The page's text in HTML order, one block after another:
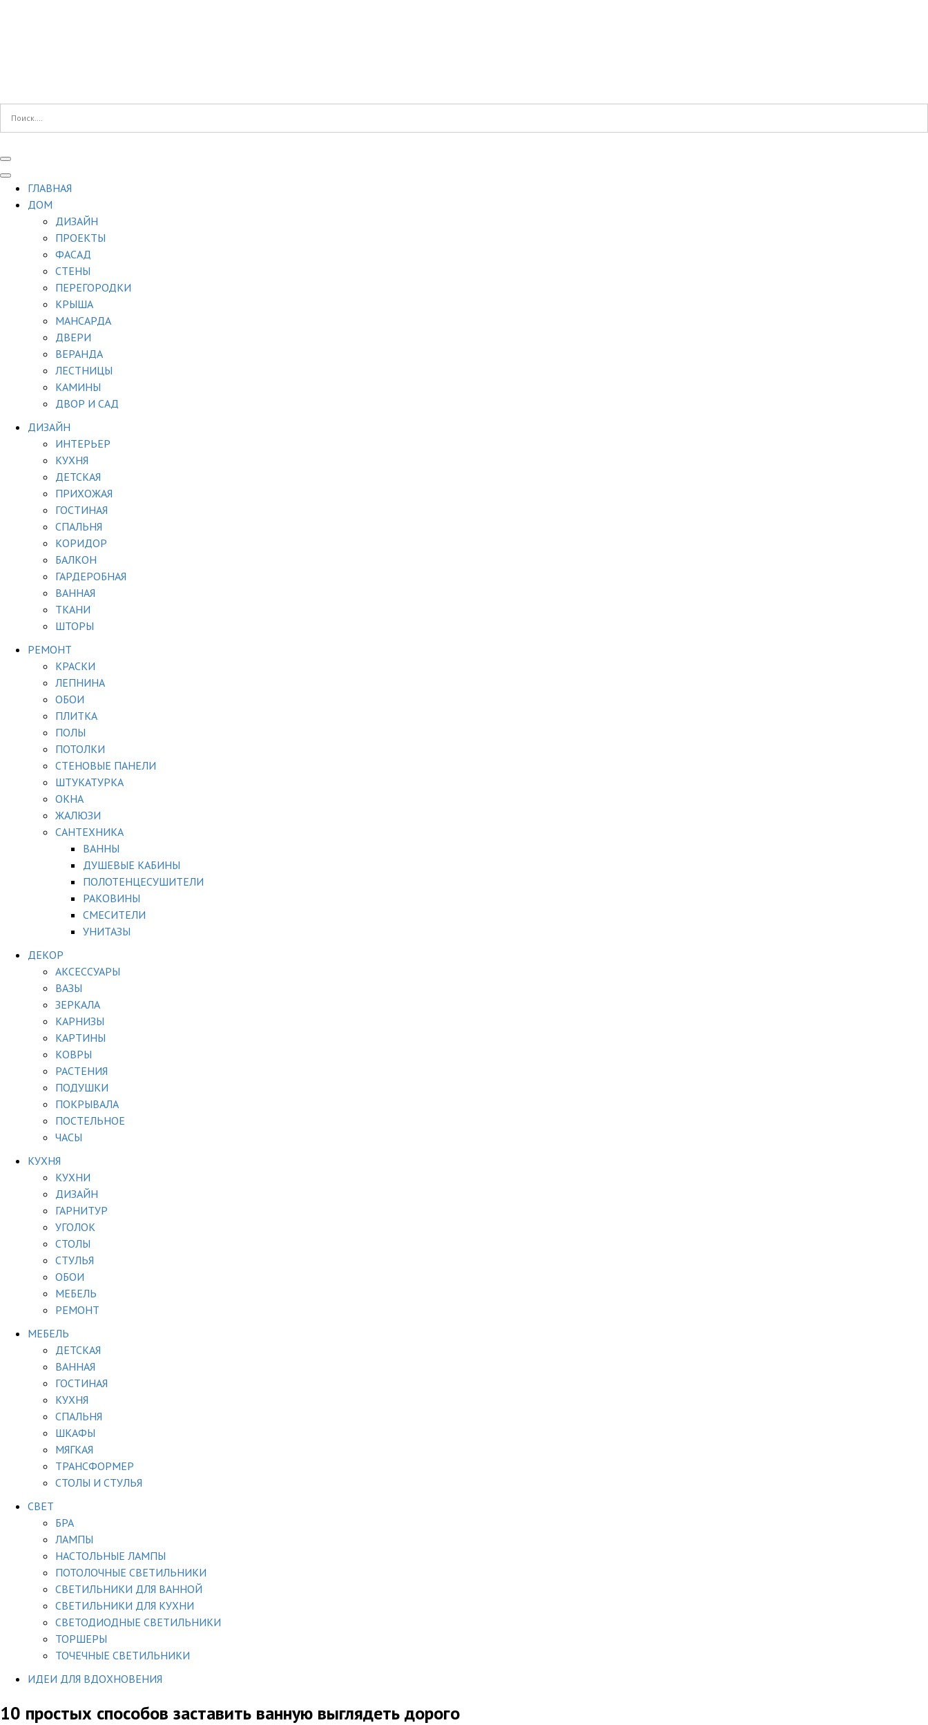
ГЛАВНАЯ
ДОМ
ДИЗАЙН
ПРОЕКТЫ
ФАСАД
СТЕНЫ
ПЕРЕГОРОДКИ
КРЫША
МАНСАРДА
ДВЕРИ
ВЕРАНДА
ЛЕСТНИЦЫ
КАМИНЫ
ДВОР И САД
ДИЗАЙН
ИНТЕРЬЕР
КУХНЯ
ДЕТСКАЯ
ПРИХОЖАЯ
ГОСТИНАЯ
СПАЛЬНЯ
КОРИДОР
БАЛКОН
ГАРДЕРОБНАЯ
ВАННАЯ
ТКАНИ
ШТОРЫ
РЕМОНТ
КРАСКИ
ЛЕПНИНА
ОБОИ
ПЛИТКА
ПОЛЫ
ПОТОЛКИ
СТЕНОВЫЕ ПАНЕЛИ
ШТУКАТУРКА
ОКНА
ЖАЛЮЗИ
САНТЕХНИКА
ВАННЫ
ДУШЕВЫЕ КАБИНЫ
ПОЛОТЕНЦЕСУШИТЕЛИ
РАКОВИНЫ
СМЕСИТЕЛИ
УНИТАЗЫ
ДЕКОР
АКСЕССУАРЫ
ВАЗЫ
ЗЕРКАЛА
КАРНИЗЫ
КАРТИНЫ
КОВРЫ
РАСТЕНИЯ
ПОДУШКИ
ПОКРЫВАЛА
ПОСТЕЛЬНОЕ
ЧАСЫ
КУХНЯ
КУХНИ
ДИЗАЙН
ГАРНИТУР
УГОЛОК
СТОЛЫ
СТУЛЬЯ
ОБОИ
МЕБЕЛЬ
РЕМОНТ
МЕБЕЛЬ
ДЕТСКАЯ
ВАННАЯ
ГОСТИНАЯ
КУХНЯ
СПАЛЬНЯ
ШКАФЫ
МЯГКАЯ
ТРАНСФОРМЕР
СТОЛЫ И СТУЛЬЯ
СВЕТ
БРА
ЛАМПЫ
НАСТОЛЬНЫЕ ЛАМПЫ
ПОТОЛОЧНЫЕ СВЕТИЛЬНИКИ
СВЕТИЛЬНИКИ ДЛЯ ВАННОЙ
СВЕТИЛЬНИКИ ДЛЯ КУХНИ
СВЕТОДИОДНЫЕ СВЕТИЛЬНИКИ
ТОРШЕРЫ
ТОЧЕЧНЫЕ СВЕТИЛЬНИКИ
ИДЕИ ДЛЯ ВДОХНОВЕНИЯ
10 простых способов заставить ванную выглядеть дорого